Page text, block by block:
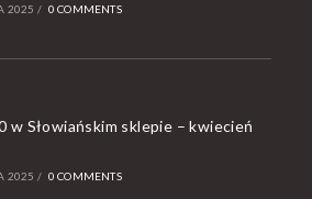
2025 / 0 COMMENTS
w Słowiańskim sklepie – kwiecień
2025 / 0 COMMENTS